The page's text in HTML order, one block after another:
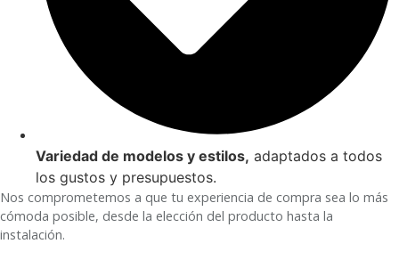
Variedad de modelos y estilos, adaptados a todos
los gustos y presupuestos.
Nos comprometemos a que tu experiencia de compra sea lo más
cómoda posible, desde la elección del producto hasta la
instalación.